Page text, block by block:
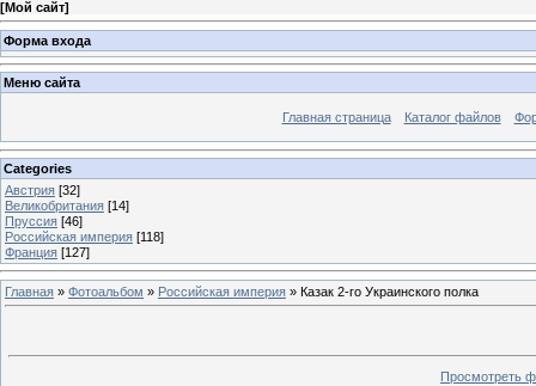
[Мой сайт]
Форма входа
Меню сайта
Главная страница Каталог файлов
Categories
Австрия [32]
Великобритания [14]
Пруссия [46]
Российская империя [118]
Франция [127]
Главная » Фотоальбом » Российская империя » Казак 2-го Украинского полка
Просмотреть